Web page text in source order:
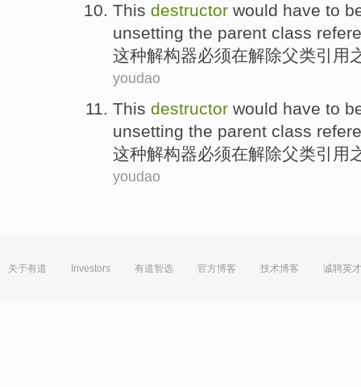
This destructor would have to
unsetting the parent class
这种解构器必须在解除父类引用
youdao
This destructor would have to
unsetting the parent class
这种解构器必须在解除父类引用
youdao
关于有道 Investors 有道智选 官方博客 技术博客 诚聘英才